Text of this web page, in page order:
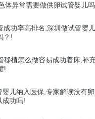
体异常需要做供卵试管婴儿吗
成功率高排名,深圳做试管婴
？!
移植怎么做容易成功着床,补
!
婴儿纳入医保,专家解读没有
成功吗!